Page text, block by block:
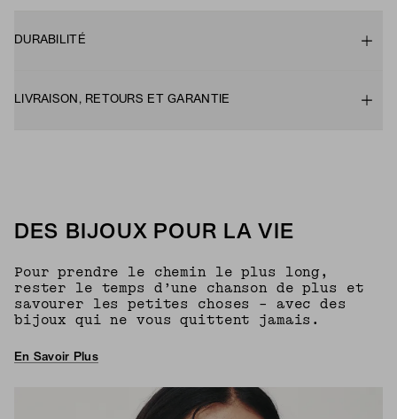
DURABILITÉ
LIVRAISON, RETOURS ET GARANTIE
DES BIJOUX POUR LA VIE
Pour prendre le chemin le plus long,
rester le temps d’une chanson de plus et
savourer les petites choses – avec des
bijoux qui ne vous quittent jamais.
En Savoir Plus